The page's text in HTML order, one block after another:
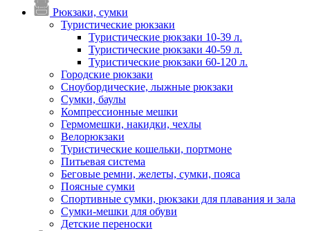
Рюкзаки, сумки
Туристические рюкзаки
Туристические рюкзаки 10-39 л.
Туристические рюкзаки 40-59 л.
Туристические рюкзаки 60-120 л.
Городские рюкзаки
Сноубордические, лыжные рюкзаки
Сумки, баулы
Компрессионные мешки
Гермомешки, накидки, чехлы
Велорюкзаки
Туристические кошельки, портмоне
Питьевая система
Беговые ремни, желеты, сумки, пояса
Поясные сумки
Спортивные сумки, рюкзаки для плавания и зала
Сумки-мешки для обуви
Детские переноски